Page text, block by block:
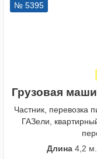
№ 5395
Грузовая
Частник, перевозка
ГАЗели,
Длина4,2 м.